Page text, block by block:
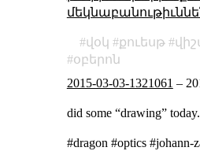
վօկ քուեսթ
օբերոն
2015-03-03-1321061 –
did some “drawing” today.
#dragon #optics #johann-